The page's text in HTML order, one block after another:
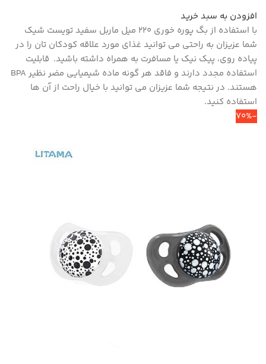
افزودن به سبد خرید
با استفاده از بگ پوره خوری ۲۲۰ میل ماربل سفید تویست شیک
شما عزیزان به راحتی می توانید غذای مورد علاقه کودکان تان را در
پیاده روی، پیک نیک یا مسافرت به همراه داشته باشید. قابلیت
استفاده مجدد دارند و فاقد هر گونه ماده شیمیایی مضر نظیر BPA
هستند. در نتیجه شما عزیزان می توانید با خیال راحت از آن ها
استفاده کنید.
-70%